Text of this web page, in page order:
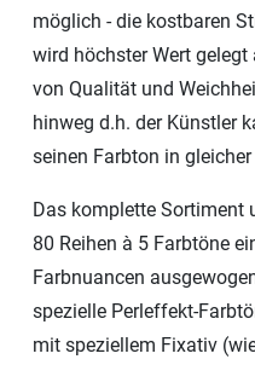
möglich - die kostbaren
wird höchster Wert
von Qualität und
hinweg d.h. der Künstler
seinen Farbton in
Das komplette Sortiment
80 Reihen à 5 Farbtöne
Farbnuancen
spezielle Perleffekt-
mit speziellem Fixativ